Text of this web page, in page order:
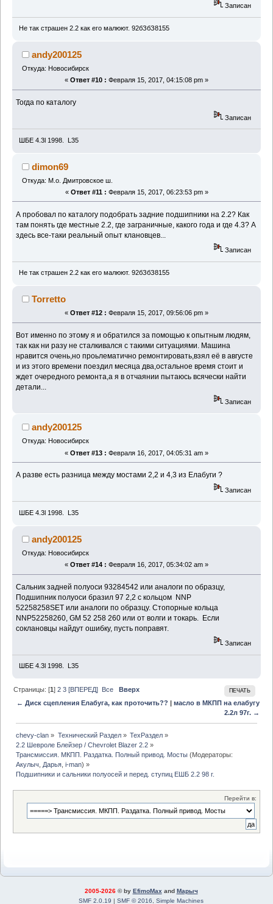
Записан
Не так страшен 2.2 как его малюют. 92бЗбЗ8155
andy200125
Откуда: Новосибирск
« Ответ #10 : Февраля 15, 2017, 04:15:08 pm »
Тогда по каталогу
Записан
ШБЕ 4.3l 1998. L35
dimon69
Откуда: М.о. Дмитровское ш.
« Ответ #11 : Февраля 15, 2017, 06:23:53 pm »
А пробовал по каталогу подобрать задние подшипники на 2.2? Как
там понять где местные 2.2, где заграничные, какого года и где 4.3? А
здесь все-таки реальный опыт клановцев...
Записан
Не так страшен 2.2 как его малюют. 92бЗбЗ8155
Torretto
« Ответ #12 : Февраля 15, 2017, 09:56:06 pm »
Вот именно по этому я и обратился за помощью к опытным людям,
так как ни разу не сталкивался с такими ситуациями. Машина
нравится очень,но проьлематично ремонтировать,взял её в августе
и из этого времени поездил месяца два,остальное время стоит и
ждет очередного ремонта,а я в отчаянии пытаюсь всячески найти
детали...
Записан
andy200125
Откуда: Новосибирск
« Ответ #13 : Февраля 16, 2017, 04:05:31 am »
А разве есть разница между мостами 2,2 и 4,3 из Елабуги ?
Записан
ШБЕ 4.3l 1998. L35
andy200125
Откуда: Новосибирск
« Ответ #14 : Февраля 16, 2017, 05:34:02 am »
Сальник задней полуоси 93284542 или аналоги по образцу,
Подшипник полуоси бразил 97 2,2 с кольцом NNP
52258258SET или аналоги по образцу. Стопорные кольца
NNP52258260, GM 52 258 260 или от волги и токарь. Если
соклановцы найдут ошибку, пусть поправят.
Записан
ШБЕ 4.3l 1998. L35
ПЕЧАТЬ
Страницы: [1]2 3 [ВПЕРЕД] Все
Вверх
← Диск сцепления Елабуга, как проточить?? | масло в МКПП на елабугу
2.2л 97г. →
chevy-clan » Технический Раздел» ТехРаздел»
2.2 Шевроле Блейзер / Chevrolet Blazer 2.2 »
Трансмиссия. МКПП. Раздатка. Полный привод. Мосты (Модераторы:
Акулыч
Дарья ,i-man) »
Подшипники и сальники полуосей и перед. ступиц ЕШБ 2.2 98 г.
Перейти в:
2005-2026© by EfimoMaxand
Марыч
SMF 2.0.19
SMF © 2016, Simple Machines